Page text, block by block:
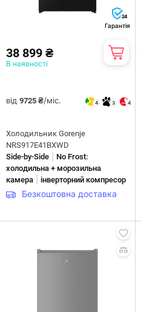
24
Гарантія
38 899 ₴
В наявності
від 9725 ₴/міс. 4 3 4
Холодильник Gorenje
NRS917E41BXWD
Side-by-Side
No Frost:
холодильна + морозильна
камера
інверторний компресор
Безкоштовна доставка